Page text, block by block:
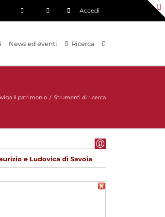
Accedi
News ed eventi Ricerca
il patrimonio / Strumenti di ricerca
e Ludovica di Savoia